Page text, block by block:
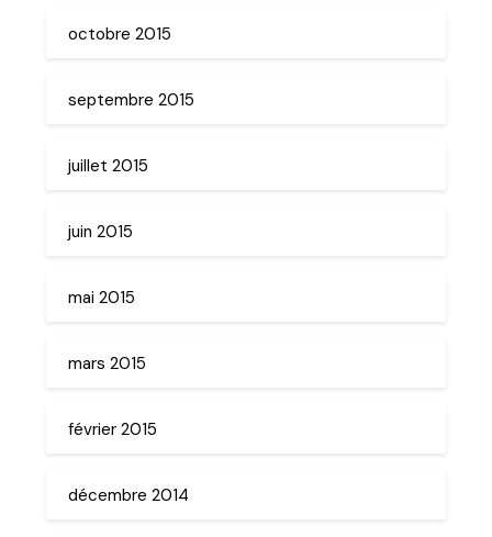
octobre 2015
septembre 2015
juillet 2015
juin 2015
mai 2015
mars 2015
février 2015
décembre 2014